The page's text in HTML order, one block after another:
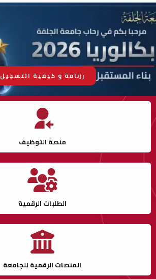
رزنامة و كيفية التسجيل
منصة التوظيف
الطلبات الرقمية
المنصات الرقمية للجامعة